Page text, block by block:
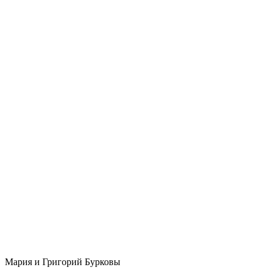
Мария и Григорий Бурковы